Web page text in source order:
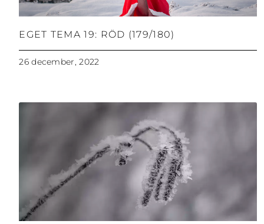
EGET TEMA 19: RÖD (179/180)
26 december, 2022